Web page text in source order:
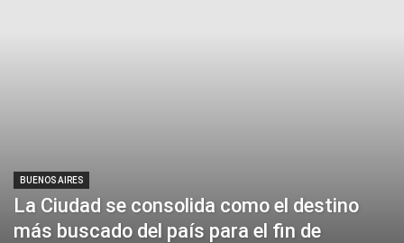
BUENOS AIRES
La Ciudad se consolida como el destino
más buscado del país para el fin de